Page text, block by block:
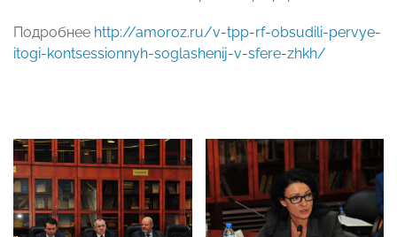
Подробнее http://amoroz.ru/v-tpp-rf-obsudili-pervye-
itogi-kontsessionnyh-soglashenij-v-sfere-zhkh/